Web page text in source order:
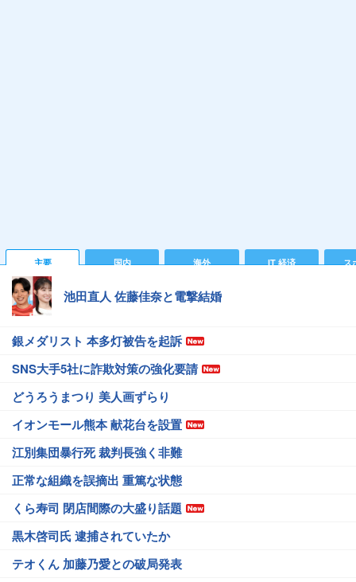
主要 国内 海外 IT 経済 ス
池田直人 佐藤佳奈と電撃結婚
銀メダリスト 本多灯被告を起訴
SNS大手5社に詐欺対策の強化要請
どうろうまつり 美人画ずらり
イオンモール熊本 献花台を設置
江別集団暴行死 裁判長強く非難
正常な組織を誤摘出 重篤な状態
くら寿司 閉店間際の大盛り話題
黒木啓司氏 逮捕されていたか
テオくん 加藤乃愛との破局発表